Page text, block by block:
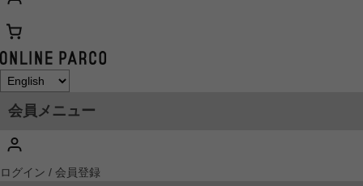
会員メニュー
ログイン / 会員登録